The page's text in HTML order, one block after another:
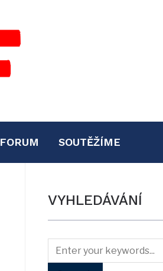
FORUM SOUTĚŽÍME
VYHLEDÁVÁNÍ